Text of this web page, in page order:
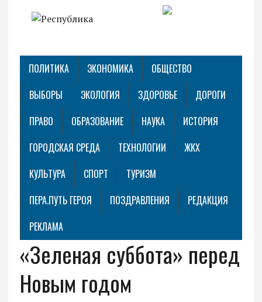
ПОЛИТИКА ЭКОНОМИКА
ОБЩЕСТВО
ВЫБОРЫ
ЭКОЛОГИЯ ЗДОРОВЬЕ
ДОРОГИ
ПРАВО
ОБРАЗОВАНИЕ НАУКА
ИСТОРИЯ
ГОРОДСКАЯ СРЕДА
ТЕХНОЛОГИИ
ЖКХ
КУЛЬТУРА
СПОРТ
ТУРИЗМ
ПЕРА.ПУТЬ ГЕРОЯ
ПОЗДРАВЛЕНИЯ
РЕДАКЦИЯ
РЕКЛАМА
«Зеленая суббота» перед
Новым годом